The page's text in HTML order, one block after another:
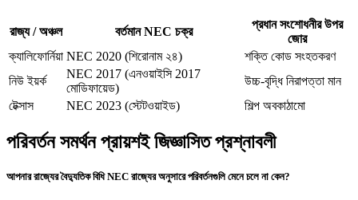
রাজ্য / অঞ্চল বর্তমান NEC চক্র
প্রধান সংশোধনীর উপর
জোর
ক্যালিফোর্নিয়া NEC 2020 (শিরোনাম ২৪)
শক্তি কোড সংহতকরণ
নিউ ইয়র্ক
NEC 2017 (এনওয়াইসি 2017
মোডিফায়েড)
উচ্চ-বৃদ্ধি নিরাপত্তা মান
টেক্সাস
NEC 2023 (স্টেটওয়াইড) শিল্প অবকাঠামো
পরিবর্তন সমর্থন প্রায়শই জিজ্ঞাসিত প্রশ্নাবলী
আপনার রাজ্যের বৈদ্যুতিক বিধি NEC রাজ্যের অনুসারে পরিবর্তনগুলি মেনে চলে না কেন?